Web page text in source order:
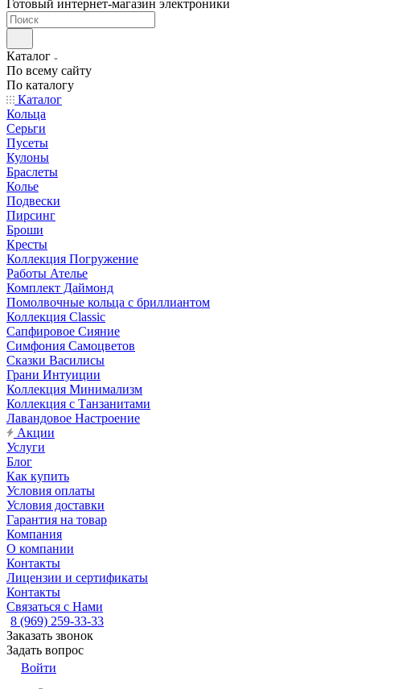
Готовый интернет-магазин электроники
Каталог
По всему сайту
По каталогу
Каталог
Кольца
Серьги
Пусеты
Кулоны
Браслеты
Колье
Подвески
Пирсинг
Броши
Кресты
Коллекция Погружение
Работы Ателье
Комплект Даймонд
Помолвочные кольца с бриллиантом
Коллекция Classic
Сапфировое Сияние
Симфония Самоцветов
Сказки Василисы
Грани Интуиции
Коллекция Минимализм
Коллекция с Танзанитами
Лавандовое Настроение
Акции
Услуги
Блог
Как купить
Условия оплаты
Условия доставки
Гарантия на товар
Компания
О компании
Контакты
Лицензии и сертификаты
Контакты
Связаться с Нами
8 (969) 259-33-33
Заказать звонок
Задать вопрос
Войти